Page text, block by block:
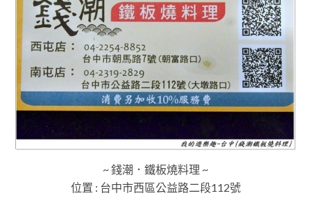
~ 錢潮 ． 鐵板燒料理 ~
位置 : 台中市西區公益路二段112號